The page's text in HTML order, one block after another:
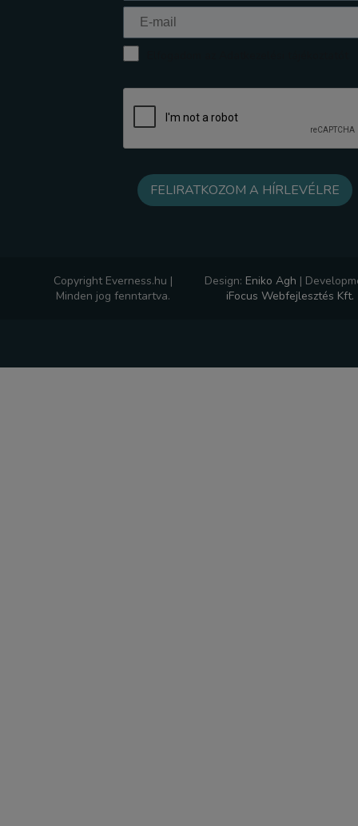
Copyright Everness.hu |
Minden jog fenntartva.
Design: Eniko Agh |
iFocus Webfejlesztés Kft.